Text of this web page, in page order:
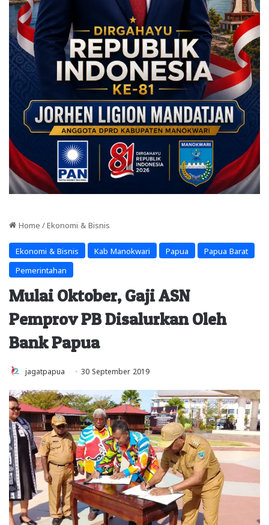
Home / Ekonomi & Bisnis
Ekonomi & Bisnis Kab Manokwari Papua Papua Barat
Pemerintahan
Mulai Oktober, Gaji ASN
Pemprov PB Disalurkan Oleh
Bank Papua
jagatpapua 30 September 2019